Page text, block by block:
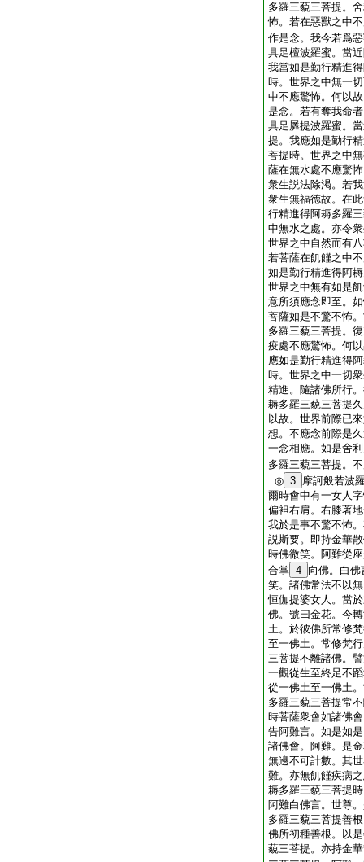
多羅三藐三菩提。
怖。若在惡獸之中
作是念。我今若爲
具足檀波羅蜜。當
我當如是勤行精進
時。世界之中無一
中不應驚怖。何以
是念。若有奪我命
具足羼提波羅蜜。
提。我應如是勤行
菩提時。世界之中
薩在無水處不應驚
衆生説法除渇。若
衆生無福徳故。在
行精進得阿耨多羅
中無水之處。亦令
世界之中自然而有
若菩薩在飢饉之中
如是勤行精進得阿
世界之中無有如是
意所須應念即至。
菩薩如是不驚不怖
多羅三藐三菩提。
疫處不應驚怖。何
應如是勤行精進得
時。世界之中一切
精進。隨諸佛所行
耨多羅三藐三菩提
以故。世界前際已
想。不應念前際是
一念相應。如是舍
多羅三藐三菩提。
◎ 3 摩訶般若波
爾時會中有一女人
偏袒右肩。右膝著
我於是事不驚不怖
説斯要。即持金華
時佛微笑。阿難從
合掌 4 向佛。白
笑。諸佛常法不以
恒伽提婆女人。當
佛。號曰金花。今
土。於彼佛所常修
至一佛土。常修梵
三菩提不離諸佛。
一觀從生至終足不
從一佛土至一佛土
多羅三藐三菩提常
時菩薩衆會如諸佛
告阿難言。如是如
諸佛會。阿難。是
無邊不可計數。其
難。亦無飢饉疾病
耨多羅三藐三菩提
阿難白佛言。世尊
多羅三藐三菩提善
佛所初種善根。以
藐三菩提。亦持金